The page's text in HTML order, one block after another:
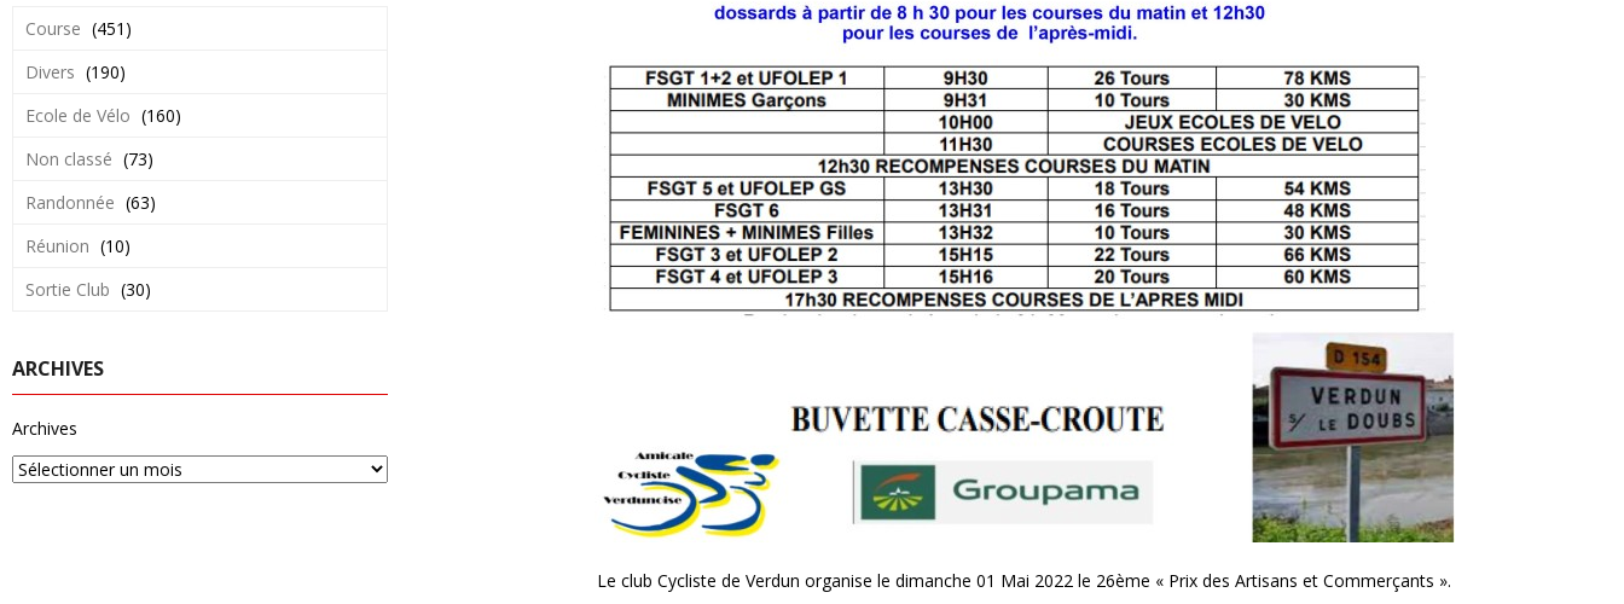
Le club Cycliste de Verdun organise le dimanche 01 Mai 2022 le 26ème « Prix des Artisans et Commerçants ».
Course (451)
Divers (190)
Ecole de Vélo (160)
Non classé (73)
Randonnée (63)
Réunion (10)
Sortie Club (30)
ARCHIVES
Archives